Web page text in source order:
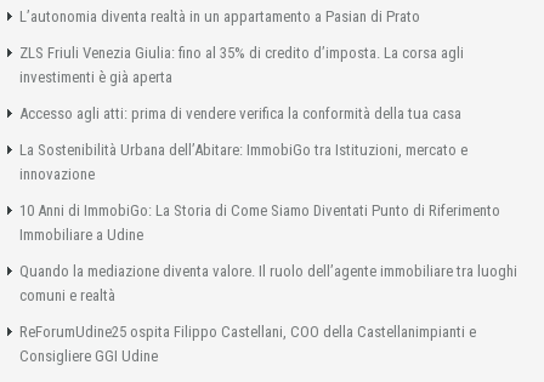
L’autonomia diventa realtà in un appartamento a Pasian di Prato
ZLS Friuli Venezia Giulia: fino al 35% di credito d’imposta. La corsa agli
investimenti è già aperta
Accesso agli atti: prima di vendere verifica la conformità della tua casa
La Sostenibilità Urbana dell’Abitare: ImmobiGo tra Istituzioni, mercato e
innovazione
10 Anni di ImmobiGo: La Storia di Come Siamo Diventati Punto di Riferimento
Immobiliare a Udine
Quando la mediazione diventa valore. Il ruolo dell’agente immobiliare tra luoghi
comuni e realtà
ReForumUdine25 ospita Filippo Castellani, COO della Castellanimpianti e
Consigliere GGI Udine